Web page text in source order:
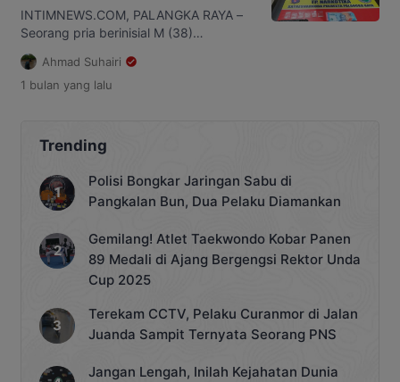
INTIMNEWS.COM, PALANGKA RAYA –
Seorang pria berinisial M (38)
diamankan Satuan Reserse Narkoba
(Satresnarkoba) Polresta Palangka
Raya setelah diduga kedapatan
Jekan Raya. Kasatresnarkoba Polresta
Palangka Raya, AKP Yonika Winner
Te’dang mengatakan, penangkapan
dilakukan setelah polisi menerima
laporan dari masyarakat terkait dugaan
peredaran […]
Ahmad Suhairi
1 bulan yang lalu
Trending
Polisi Bongkar Jaringan Sabu di
Pangkalan Bun, Dua Pelaku Diamankan
Gemilang! Atlet Taekwondo Kobar Panen
89 Medali di Ajang Bergengsi Rektor Unda
Cup 2025
Terekam CCTV, Pelaku Curanmor di Jalan
Juanda Sampit Ternyata Seorang PNS
Jangan Lengah, Inilah Kejahatan Dunia